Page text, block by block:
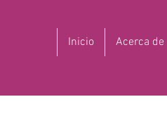
Inicio Acerca de